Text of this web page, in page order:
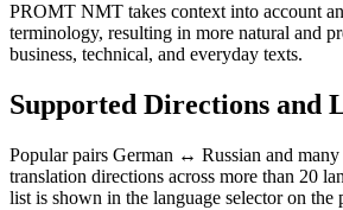
PROMT NMT takes context into account
terminology, resulting in more natural and
business, technical, and everyday texts.
Supported Directions and
Popular pairs German ↔ Russian and
translation directions across more than 20
list is shown in the language selector on the